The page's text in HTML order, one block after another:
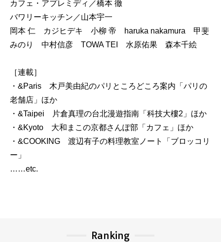
カフェ・アプレミディ／橋本 徹
バワリーキッチン／山本宇一
岡本 仁 カジヒデキ 小柳 帝 haruka nakamura 甲斐
みのり 中村信彦 TOWA TEI 水原佑果 森本千絵
［連載］
・&Paris 木戸美由紀のパリところどころ案内「パリの
老舗店」ほか
・&Taipei 片倉真理の台北漫遊指南「科技大樓2」ほか
・&Kyoto 大和まこの京都さんぽ部「カフェ」ほか
・&COOKING 渡辺有子の料理教室ノート「ブロッコリ
ー」
……etc.
Ranking